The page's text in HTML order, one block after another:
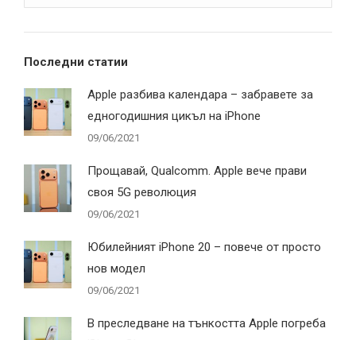
Последни статии
Apple разбива календара – забравете за
едногодишния цикъл на iPhone
09/06/2021
Прощавай, Qualcomm. Apple вече прави
своя 5G революция
09/06/2021
Юбилейният iPhone 20 – повече от просто
нов модел
09/06/2021
В преследване на тънкостта Apple погреба